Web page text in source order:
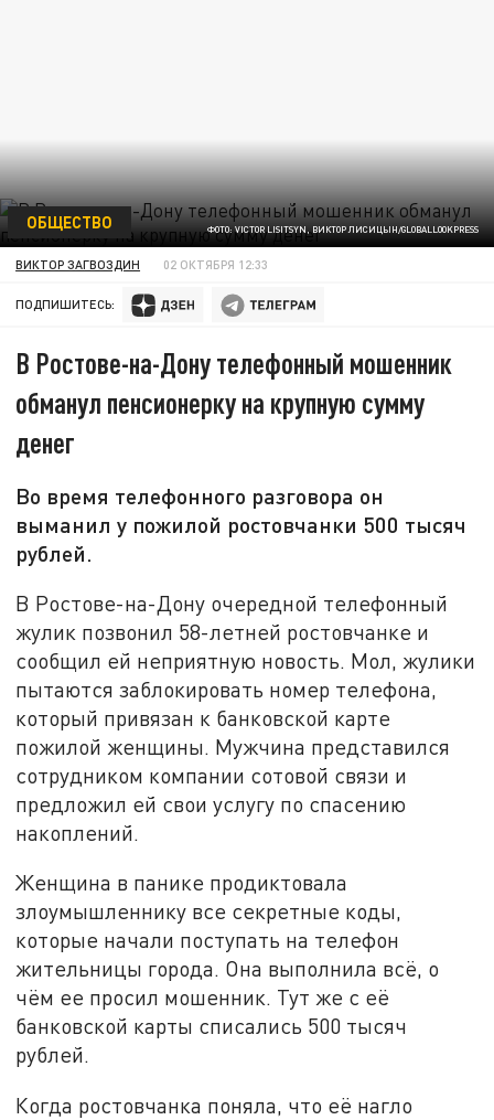
ФОТО: VICTOR LISITSYN, ВИКТОР ЛИСИЦЫН/GLOBALLOOKPRESS
ОБЩЕСТВО
ВИКТОР ЗАГВОЗДИН 02 ОКТЯБРЯ 12:33
ПОДПИШИТЕСЬ:
В Ростове-на-Дону телефонный мошенник
обманул пенсионерку на крупную сумму
денег
Во время телефонного разговора он
выманил у пожилой ростовчанки 500 тысяч
рублей.
В Ростове-на-Дону очередной телефонный
жулик позвонил 58-летней ростовчанке и
сообщил ей неприятную новость. Мол, жулики
пытаются заблокировать номер телефона,
который привязан к банковской карте
пожилой женщины. Мужчина представился
сотрудником компании сотовой связи и
предложил ей свои услугу по спасению
накоплений.
Женщина в панике продиктовала
злоумышленнику все секретные коды,
которые начали поступать на телефон
жительницы города. Она выполнила всё, о
чём ее просил мошенник. Тут же с её
банковской карты списались 500 тысяч
рублей.
Когда ростовчанка поняла, что её нагло